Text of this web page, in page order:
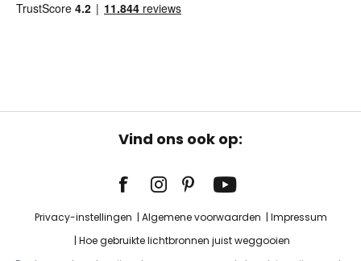
Vind ons ook op:
Privacy-instellingen Algemene voorwaarden
Impressum
Hoe gebruikte lichtbronnen juist weggooien